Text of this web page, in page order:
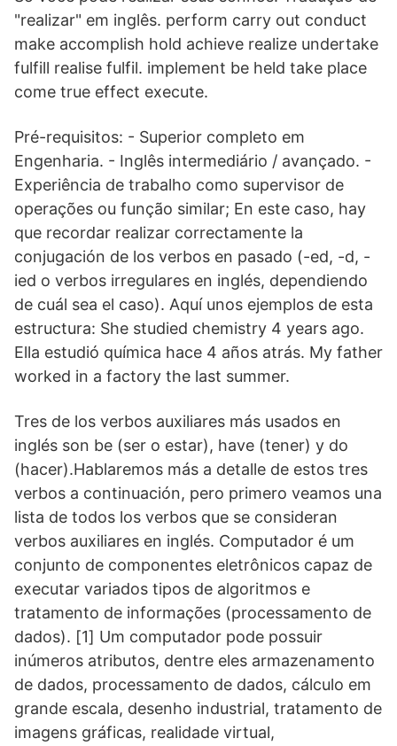
"realizar" em inglês. perform carry out conduct
make accomplish hold achieve realize undertake
fulfill realise fulfil. implement be held take place
come true effect execute.
Pré-requisitos: - Superior completo em
Engenharia. - Inglês intermediário / avançado. -
Experiência de trabalho como supervisor de
operações ou função similar; En este caso, hay
que recordar realizar correctamente la
conjugación de los verbos en pasado (-ed, -d, -
ied o verbos irregulares en inglés, dependiendo
de cuál sea el caso). Aquí unos ejemplos de esta
estructura: She studied chemistry 4 years ago.
Ella estudió química hace 4 años atrás. My father
worked in a factory the last summer.
Tres de los verbos auxiliares más usados en
inglés son be (ser o estar), have (tener) y do
(hacer).Hablaremos más a detalle de estos tres
verbos a continuación, pero primero veamos una
lista de todos los verbos que se consideran
verbos auxiliares en inglés. Computador é um
conjunto de componentes eletrônicos capaz de
executar variados tipos de algoritmos e
tratamento de informações (processamento de
dados). [1] Um computador pode possuir
inúmeros atributos, dentre eles armazenamento
de dados, processamento de dados, cálculo em
grande escala, desenho industrial, tratamento de
imagens gráficas, realidade virtual,